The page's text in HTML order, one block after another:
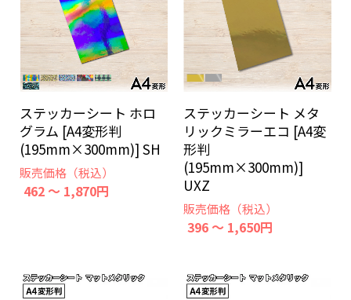
ステッカーシート ホロ
グラム [A4変形判
(195mm×300mm)] SH
販売価格（税込）
462 ～ 1,870円
ステッカーシート メタ
リックミラーエコ [A4変
形判
(195mm×300mm)]
UXZ
販売価格（税込）
396 ～ 1,650円